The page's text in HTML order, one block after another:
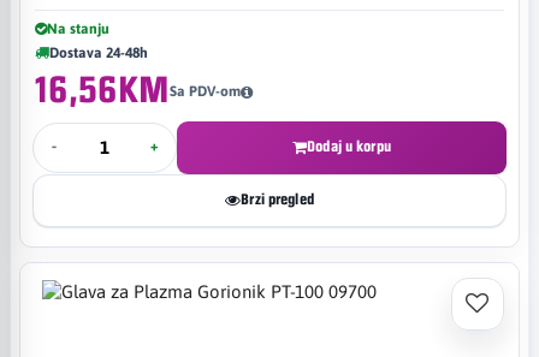
Na stanju
Dostava 24-48h
16,56KMSa PDV-om
- + Dodaj u korpu
Brzi pregled